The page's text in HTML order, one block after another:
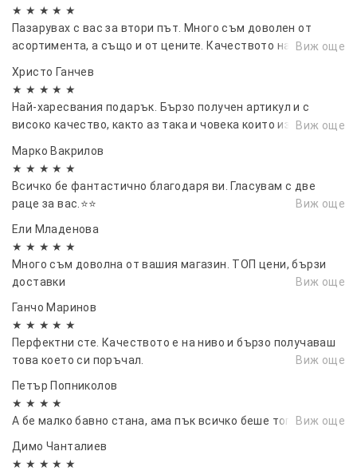
★ ★ ★ ★ ★
Пазарувах с вас за втори път. Много съм доволен от
асортимента, а също и от цените. Качеството на
Виж още
Христо Ганчев
★ ★ ★ ★ ★
Най-харесвания подарък. Бързо получен артикул и с
високо качество, както аз така и човека които изненадах
Виж още
Марко Вакрилов
★ ★ ★ ★ ★
Всичко бе фантастично благодаря ви. Гласувам с две
раце за вас.⭐⭐
Виж още
Ели Младенова
★ ★ ★ ★ ★
Много съм доволна от вашия магазин. ТОП цени, бързи
доставки
Виж още
Ганчо Маринов
★ ★ ★ ★ ★
Перфектни сте. Качеството е на ниво и бързо получаваш
това което си поръчал.
Виж още
Петър Попниколов
★ ★ ★ ★
А бе малко бавно стана, ама пък всичко беше топ.
Виж още
Димо Чанталиев
★ ★ ★ ★ ★